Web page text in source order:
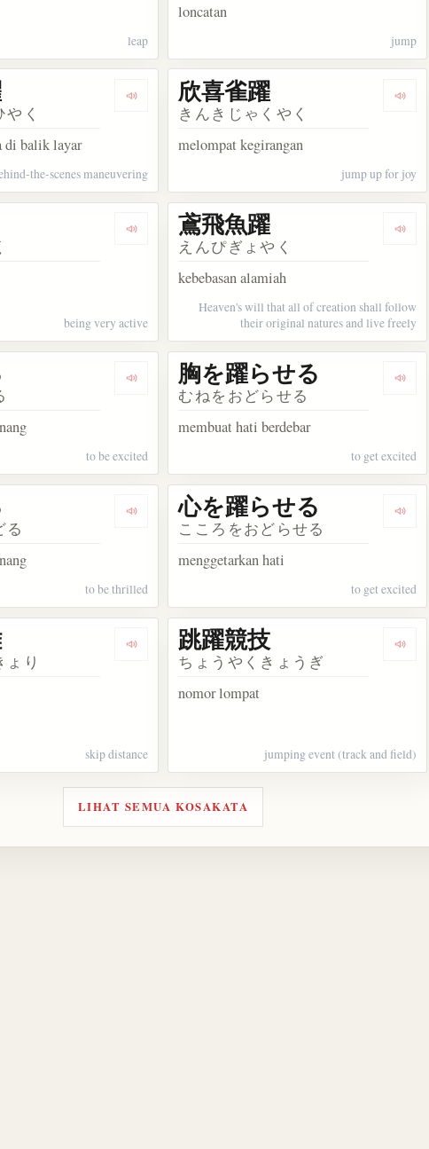
leap
loncatan
jump
Dengarkan kosakata 暗中飛躍
く
di balik layar
the-scenes maneuvering
欣喜雀躍
きんきじゃくやく
melompat kegirangan
jump up for joy
Dengarkan kosakata 大活躍
being very active
鳶飛魚躍
えんぴぎょやく
kebebasan alamiah
Heaven's will that all of creation shall follow
their original natures and live freely
Dengarkan kosakata 胸が躍る
to be excited
胸を躍らせる
むねをおどらせる
membuat hati berdebar
to get excited
き肉躍る Dengarkan kosakata 心が躍る
る
to be thrilled
心を躍らせる
こころをおどらせる
menggetarkan hati
to get excited
Dengarkan kosakata 跳躍距離
ょり
skip distance
跳躍競技
ちょうやくきょうぎ
nomor lompat
jumping event (track and field)
LIHAT SEMUA KOSAKATA